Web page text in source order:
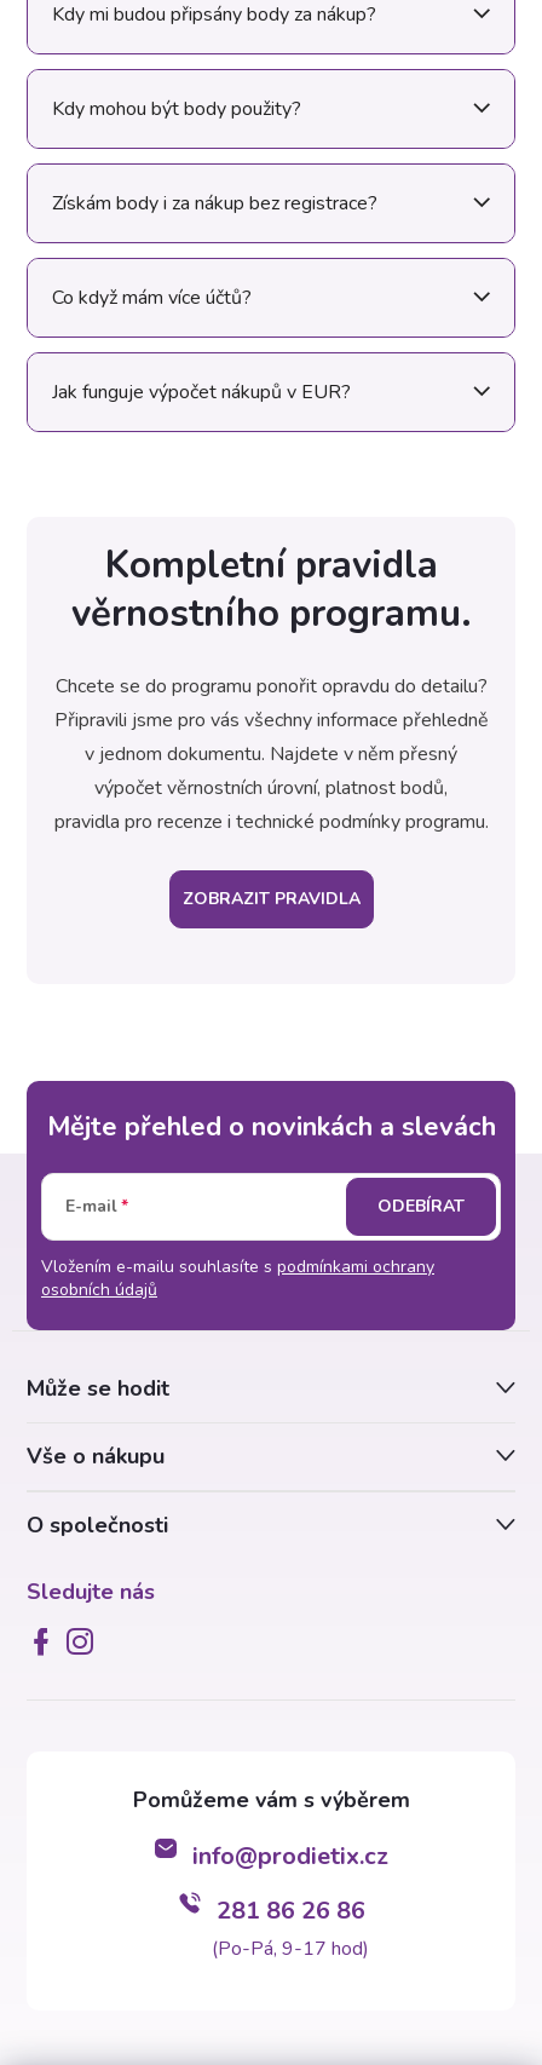
Kdy mi budou připsány body za nákup?
Kdy mohou být body použity?
Získám body i za nákup bez registrace?
Co když mám více účtů?
Jak funguje výpočet nákupů v EUR?
Kompletní pravidla
věrnostního programu.
Chcete se do programu ponořit opravdu do detailu?
Připravili jsme pro vás všechny informace přehledně
v jednom dokumentu. Najdete v něm přesný
výpočet věrnostních úrovní, platnost bodů,
pravidla pro recenze i technické podmínky programu.
ZOBRAZIT PRAVIDLA
Mějte přehled o novinkách a slevách
E-mail
Vložením e-mailu souhlasíte s podmínkami ochrany
osobních údajů
ODEBÍRAT
O společnosti
Sledujte nás
Může se hodit
Vše o nákupu
info@prodietix.cz
281 86 26 86
(Po-Pá, 9-17 hod)